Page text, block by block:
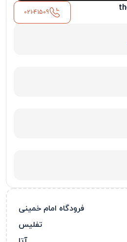
021-41509
فرودگاه امام خمینی
تفلیس